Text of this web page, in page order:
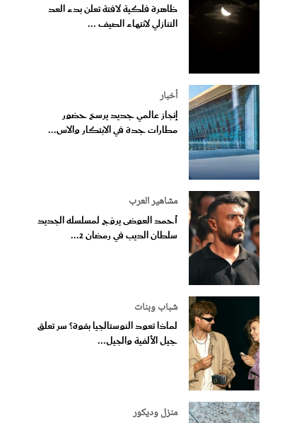
ظاهرة فلكية لافتة تعلن بدء العد
التنازلي لانتهاء الصيف ...
أخبار
إنجاز عالمي جديد يرسخ حضور
مطارات جدة في الابتكار والاس...
مشاهير العرب
أحمد العوضى يروّج لمسلسله الجديد
سلطان الديب في رمضان 2...
شباب وبنات
لماذا تعود النوستالجيا بقوة؟ سر تعلق
جيل الألفية والجيل...
منزل وديكور